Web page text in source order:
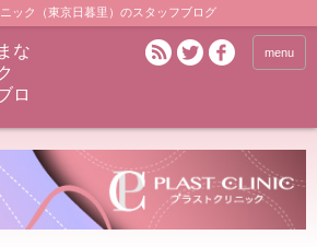
ック（東京日暮里）のスタッフブログ
な
ロ
menu